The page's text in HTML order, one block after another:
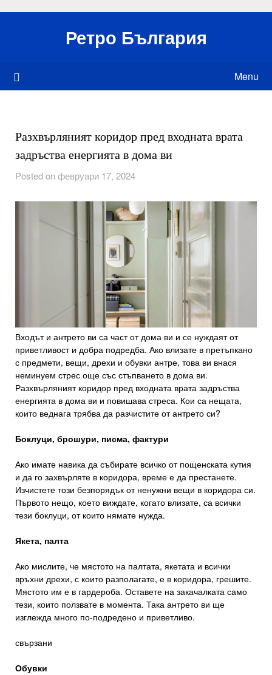
Ретро България
Menu
Разхвърляният коридор пред входната врата
задръства енергията в дома ви
Posted on февруари 17, 2024
Входът и антрето ви са част от дома ви и се нуждаят от
приветливост и добра подредба. Ако влизате в претъпкано
с предмети, вещи, дрехи и обувки антре, това ви внася
неминуем стрес още със стъпването в дома ви.
Разхвърляният коридор пред входната врата задръства
енергията в дома ви и повишава стреса. Кои са нещата,
които веднага трябва да разчистите от антрето си?
Боклуци, брошури, писма, фактури
Ако имате навика да събирате всичко от пощенската кутия
и да го захвърляте в коридора, време е да престанете.
Изчистете този безпорядък от ненужни вещи в коридора си.
Първото нещо, което виждате, когато влизате, са всички
тези боклуци, от които нямате нужда.
Якета, палта
Ако мислите, че мястото на палтата, якетата и всички
връхни дрехи, с които разполагате, е в коридора, грешите.
Мястото им е в гардероба. Оставете на закачалката само
тези, които ползвате в момента. Така антрето ви ще
изглежда много по-подредено и приветливо.
свързани
Обувки